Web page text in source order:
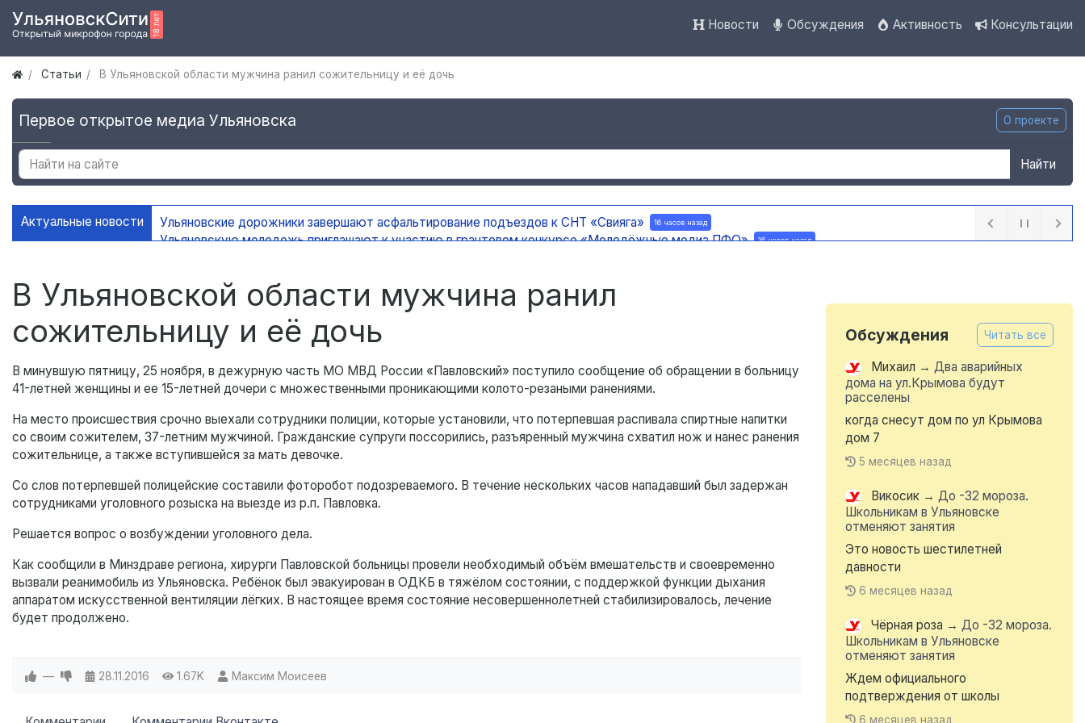
Новости Обсуждения Активность Консультации
Статьи В Ульяновской области мужчина ранил сожительницу и её дочь
Первое открытое медиа Ульяновска О проекте
Найти
Актуальные новости Ульяновские дорожники завершают асфальтирование подъездов к СНТ «Свияга» 16 часов назад
Ульяновскую молодежь приглашают к участию в грантовом конкурсе «Молодёжные медиа ПФО» 16 часов назад
В Ульяновской области мужчина ранил
сожительницу и её дочь
В минувшую пятницу, 25 ноября, в дежурную часть МО МВД России «Павловский» поступило сообщение об обращении в больницу
41-летней женщины и ее 15-летней дочери с множественными проникающими колото-резаными ранениями.
На место происшествия срочно выехали сотрудники полиции, которые установили, что потерпевшая распивала спиртные напитки
со своим сожителем, 37-летним мужчиной. Гражданские супруги поссорились, разъяренный мужчина схватил нож и нанес ранения
сожительнице, а также вступившейся за мать девочке.
Со слов потерпевшей полицейские составили фоторобот подозреваемого. В течение нескольких часов нападавший был задержан
сотрудниками уголовного розыска на выезде из р.п. Павловка.
Решается вопрос о возбуждении уголовного дела.
Как сообщили в Минздраве региона, хирурги Павловской больницы провели необходимый объём вмешательств и своевременно
вызвали реанимобиль из Ульяновска. Ребёнок был эвакуирован в ОДКБ в тяжёлом состоянии, с поддержкой функции дыхания
аппаратом искусственной вентиляции лёгких. В настоящее время состояние несовершеннолетней стабилизировалось, лечение
будет продолжено.
— 28.11.2016 1.67K Максим Моисеев
Обсуждения Читать все
Михаил → Два аварийных
дома на ул.Крымова будут
расселены
когда снесут дом по ул Крымова
дом 7
5 месяцев назад
Викосик → До -32 мороза.
Школьникам в Ульяновске
отменяют занятия
Это новость шестилетней
давности
6 месяцев назад
Чёрная роза → До -32 мороза.
Школьникам в Ульяновске
отменяют занятия
Ждем официального
подтверждения от школы
6 месяцев назад